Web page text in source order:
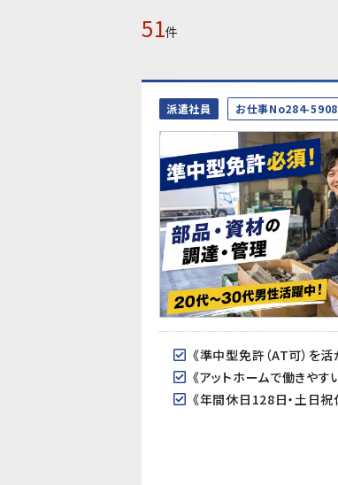
51件
派遣社員 お仕事No284-5908